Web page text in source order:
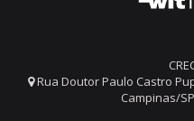
Rua Doutor Paulo Castro
Campinas/